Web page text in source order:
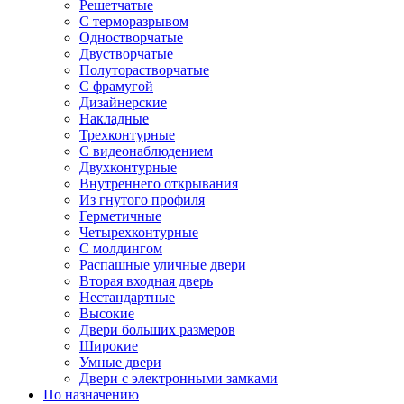
Решетчатые
С терморазрывом
Одностворчатые
Двустворчатые
Полуторастворчатые
С фрамугой
Дизайнерские
Накладные
Трехконтурные
С видеонаблюдением
Двухконтурные
Внутреннего открывания
Из гнутого профиля
Герметичные
Четырехконтурные
С молдингом
Распашные уличные двери
Вторая входная дверь
Нестандартные
Высокие
Двери больших размеров
Широкие
Умные двери
Двери с электронными замками
По назначению